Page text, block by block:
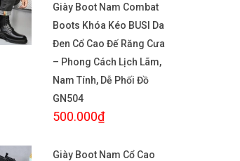
Giày Boot Nam Combat
Boots Khóa Kéo BUSI Da
Đen Cổ Cao Đế Răng Cưa
– Phong Cách Lịch Lãm,
Nam Tính, Dễ Phối Đồ
GN504
500.000₫
Giày Boot Nam Cổ Cao